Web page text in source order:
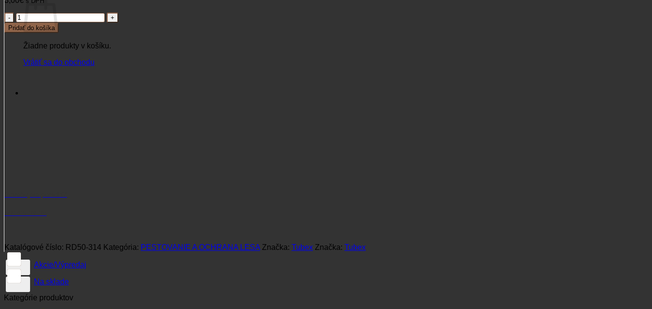
Žiadne produkty v košíku.
Vrátiť sa do obchodu
množstvo
TUBEX
Ventex
ochrana
listnatých
stromov
1,2m
Pridať do košíka
Katalógové číslo: RD50-314 Kategória: PESTOVANIE A OCHRANA LESA Značka: Tubex Značka: Tubex
Akcie/Výpredaj
Na sklade
Kategórie produktov